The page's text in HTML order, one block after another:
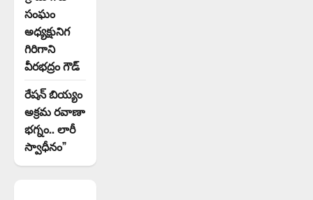
సంఘం
అధ్యక్షునిగ
గిరిగాని
వీరభద్రం గౌడ్
రేషన్ బియ్యం
అక్రమ రవాణా
భగ్నం.. లారీ
స్వాధీనం”